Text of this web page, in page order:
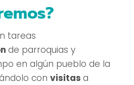
tareas
de parroquias y
en algún pueblo de la
con visitas a